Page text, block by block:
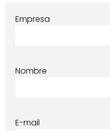
Empresa
Nombre
E-mail